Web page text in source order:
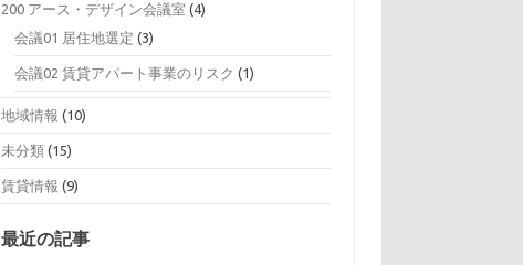
200 アース・デザイン会議室 (4)
会議01 居住地選定 (3)
会議02 賃貸アパート事業のリスク (1)
地域情報 (10)
未分類 (15)
賃貸情報 (9)
最近の記事